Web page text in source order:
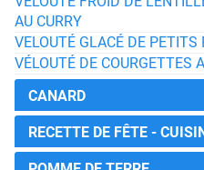
AU CURRY
VELOUTÉ GLACÉ DE
VÉLOUTÉ DE COURGETTES
CANARD
RECETTE DE FÊTE -